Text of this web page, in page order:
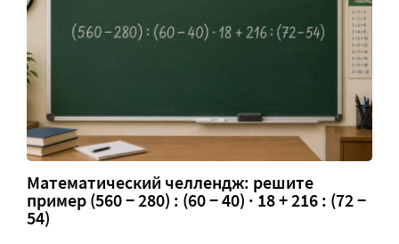
Математический челлендж: решите
пример (560 − 280) : (60 − 40) · 18 + 216 : (72 −
54)